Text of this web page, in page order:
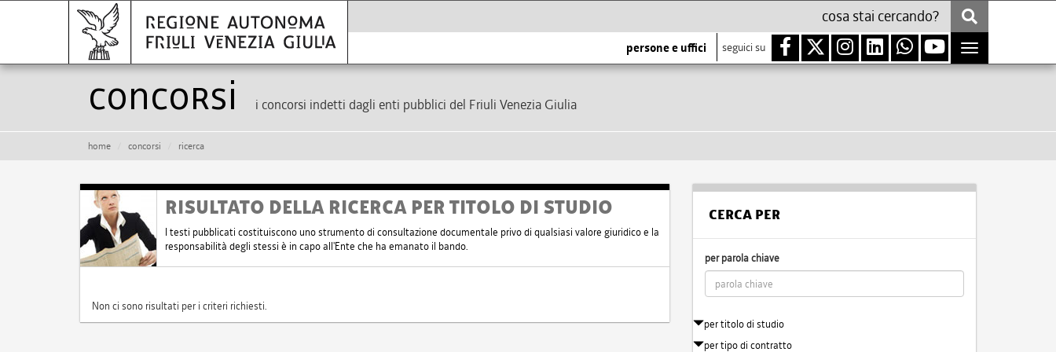
persone e uffici seguici su
Toggle
navigation
Concorsi i concorsi indetti dagli enti pubblici del Friuli Venezia Giulia
home concorsi ricerca
RISULTATO DELLA RICERCA PER TITOLO DI STUDIO
I testi pubblicati costituiscono uno strumento di consultazione documentale privo di qualsiasi valore giuridico e la
responsabilità degli stessi è in capo all'Ente che ha emanato il bando.
Non ci sono risultati per i criteri richiesti.
CERCA PER
per parola chiave
per titolo di studio
per tipo di contratto